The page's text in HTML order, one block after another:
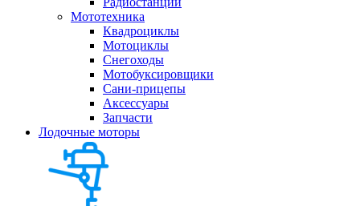
Мототехника
Квадроциклы
Мотоциклы
Снегоходы
Мотобуксировщики
Сани-прицепы
Аксессуары
Запчасти
Лодочные моторы